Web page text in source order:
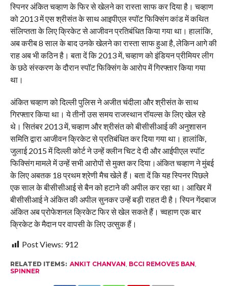
स्पिनर अंकित चव्हाण के फिर से खेलने का रास्ता साफ कर दिया है। चव्हाण
को 2013 में एस श्रीसंत के साथ आइपीएल स्पॉट फिक्सिंग कांड में कथित
संलिप्तता के लिए क्रिकेट से आजीवन प्रतिबंधित किया गया था। हालांकि,
अब करीब 8 साल के बाद उनके खेलने का रास्ता साफ हुआ है, लेकिन आगे की
राह अब भी कठिन है। बता दें कि 2013 में, चव्हाण को इंडियन प्रीमियर लीग
के छठे संस्करण के दौरान स्पॉट फिक्सिंग के आरोप में गिरफ्तार किया गया
था।
अंकित चव्हाण को दिल्ली पुलिस ने अजीत चंदीला और श्रीसंत के साथ
गिरफ्तार किया था। ये तीनों उस समय राजस्थान रॉयल्स के लिए खेल रहे
थे। सितंबर 2013 में, चव्हाण और श्रीसंत को बीसीसीआई की अनुशासन
समिति द्वारा आजीवन क्रिकेट से प्रतिबंधित कर दिया गया था। हालांकि,
जुलाई 2015 में दिल्ली कोर्ट ने उन्हें क्लीन चिट दे दी और आईपीएल स्पॉट
फिक्सिंग मामले में उन्हें सभी आरोपों से मुक्त कर दिया।अंकित चव्हाण ने मुंबई
के लिए अबतक 18 प्रथम श्रेणी मैच खेले हैं। बता दें कि यह स्पिनर पिछले
एक साल के बीसीसीआई से बैन को हटाने की अपील कर रहा था। आखिर में
बीसीसीआई ने अंकित की अपील सुनकर उन्हें बड़ी राहत दी है। स्पिन गेंदबाज
अंकित अब प्रोफेशनल क्रिकेट फिर से खेल सकते हैं। च्वहाण एक बार
क्रिकेट के मैदान पर वापसी के लिए उत्सुक हैं।
Post Views: 912
RELATED ITEMS: ANKIT CHANVAN, BCCI REMOVES BAN,
SPINNER